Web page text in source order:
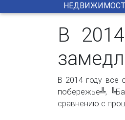
В
В 2014 году все
побережье╩,
сравнению с